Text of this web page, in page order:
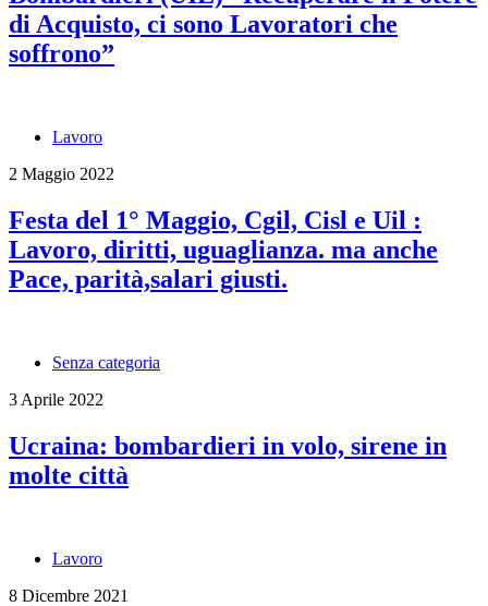
di Acquisto, ci sono Lavoratori che
soffrono”
Lavoro
2 Maggio 2022
Festa del 1° Maggio, Cgil, Cisl e Uil :
Lavoro, diritti, uguaglianza. ma anche
Pace, parità,salari giusti.
Senza categoria
3 Aprile 2022
Ucraina: bombardieri in volo, sirene in
molte città
Lavoro
8 Dicembre 2021